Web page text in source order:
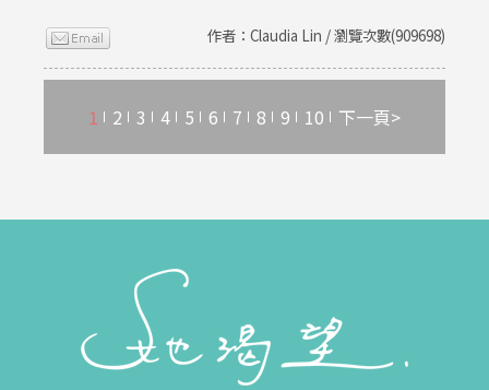
作者：Claudia Lin / 瀏覽次數(909698)
1 2 3 4 5 6 7 8 9 10 下一頁>